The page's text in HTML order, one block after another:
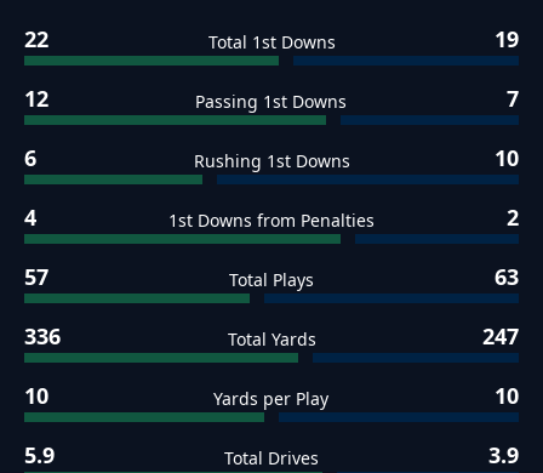
22 Total 1st Downs 19
12 Passing 1st Downs 7
6 Rushing 1st Downs 10
4 1st Downs from Penalties 2
57 Total Plays 63
336 Total Yards 247
10 Yards per Play 10
5.9 Total Drives 3.9